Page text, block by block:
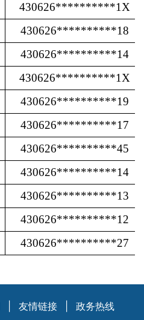
430626**********1X
430626**********18
430626**********14
430626**********1X
430626**********19
430626**********17
430626**********45
430626**********14
430626**********13
430626**********12
430626**********27
友情链接 政务热线